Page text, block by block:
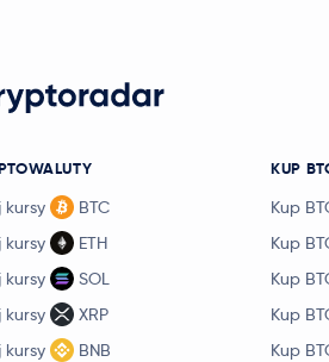
1,64 USD
BitTensorTAO
OndoONDO
Official World Liberty
WLFI
kursy
BTC
kursy
ETH
kursy
SOL
kursy
XRP
kursy
BNB
KUP
Kup
Kup
Kup
Kup
Kup